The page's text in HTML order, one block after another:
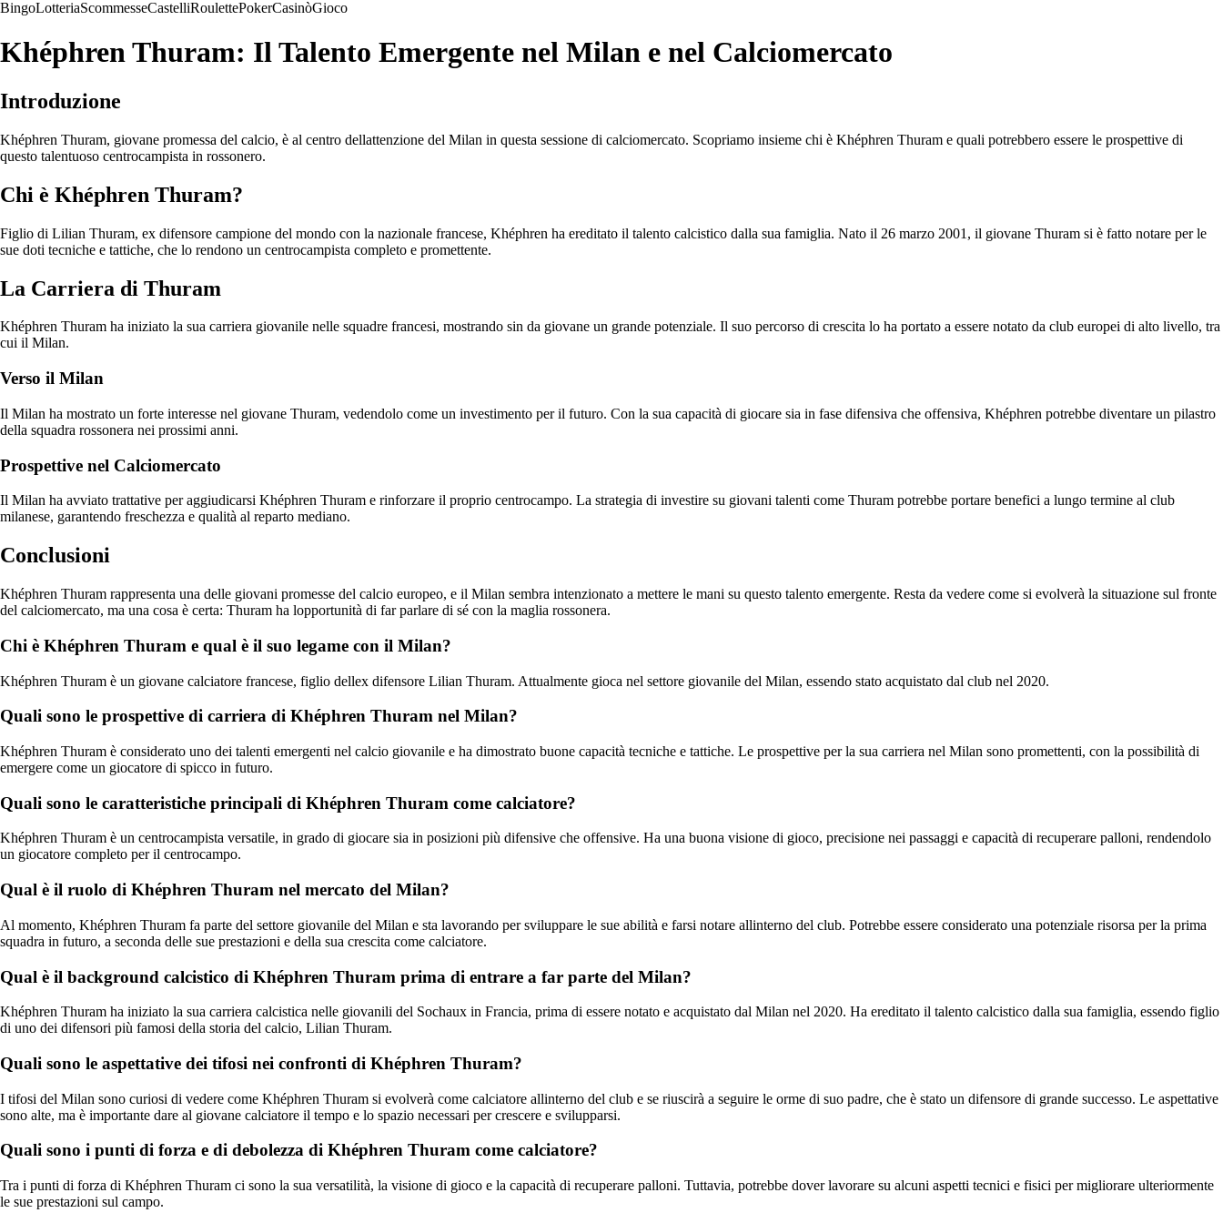
BingoLotteriaScommesseCastelliRoulettePokerCasinòGioco
Khéphren Thuram: Il Talento Emergente nel Milan e nel Calciomercato
Introduzione
Khéphren Thuram, giovane promessa del calcio, è al centro dellattenzione del Milan in questa sessione di calciomercato. Scopriamo insieme chi è Khéphren Thuram e quali potrebbero essere le prospettive di
questo talentuoso centrocampista in rossonero.
Chi è Khéphren Thuram?
Figlio di Lilian Thuram, ex difensore campione del mondo con la nazionale francese, Khéphren ha ereditato il talento calcistico dalla sua famiglia. Nato il 26 marzo 2001, il giovane Thuram si è fatto notare per le
sue doti tecniche e tattiche, che lo rendono un centrocampista completo e promettente.
La Carriera di Thuram
Khéphren Thuram ha iniziato la sua carriera giovanile nelle squadre francesi, mostrando sin da giovane un grande potenziale. Il suo percorso di crescita lo ha portato a essere notato da club europei di alto livello, tra
cui il Milan.
Verso il Milan
Il Milan ha mostrato un forte interesse nel giovane Thuram, vedendolo come un investimento per il futuro. Con la sua capacità di giocare sia in fase difensiva che offensiva, Khéphren potrebbe diventare un pilastro
della squadra rossonera nei prossimi anni.
Prospettive nel Calciomercato
Il Milan ha avviato trattative per aggiudicarsi Khéphren Thuram e rinforzare il proprio centrocampo. La strategia di investire su giovani talenti come Thuram potrebbe portare benefici a lungo termine al club
milanese, garantendo freschezza e qualità al reparto mediano.
Conclusioni
Khéphren Thuram rappresenta una delle giovani promesse del calcio europeo, e il Milan sembra intenzionato a mettere le mani su questo talento emergente. Resta da vedere come si evolverà la situazione sul fronte
del calciomercato, ma una cosa è certa: Thuram ha lopportunità di far parlare di sé con la maglia rossonera.
Chi è Khéphren Thuram e qual è il suo legame con il Milan?
Khéphren Thuram è un giovane calciatore francese, figlio dellex difensore Lilian Thuram. Attualmente gioca nel settore giovanile del Milan, essendo stato acquistato dal club nel 2020.
Quali sono le prospettive di carriera di Khéphren Thuram nel Milan?
Khéphren Thuram è considerato uno dei talenti emergenti nel calcio giovanile e ha dimostrato buone capacità tecniche e tattiche. Le prospettive per la sua carriera nel Milan sono promettenti, con la possibilità di
emergere come un giocatore di spicco in futuro.
Quali sono le caratteristiche principali di Khéphren Thuram come calciatore?
Khéphren Thuram è un centrocampista versatile, in grado di giocare sia in posizioni più difensive che offensive. Ha una buona visione di gioco, precisione nei passaggi e capacità di recuperare palloni, rendendolo
un giocatore completo per il centrocampo.
Qual è il ruolo di Khéphren Thuram nel mercato del Milan?
Al momento, Khéphren Thuram fa parte del settore giovanile del Milan e sta lavorando per sviluppare le sue abilità e farsi notare allinterno del club. Potrebbe essere considerato una potenziale risorsa per la prima
squadra in futuro, a seconda delle sue prestazioni e della sua crescita come calciatore.
Qual è il background calcistico di Khéphren Thuram prima di entrare a far parte del Milan?
Khéphren Thuram ha iniziato la sua carriera calcistica nelle giovanili del Sochaux in Francia, prima di essere notato e acquistato dal Milan nel 2020. Ha ereditato il talento calcistico dalla sua famiglia, essendo figlio
di uno dei difensori più famosi della storia del calcio, Lilian Thuram.
Quali sono le aspettative dei tifosi nei confronti di Khéphren Thuram?
I tifosi del Milan sono curiosi di vedere come Khéphren Thuram si evolverà come calciatore allinterno del club e se riuscirà a seguire le orme di suo padre, che è stato un difensore di grande successo. Le aspettative
sono alte, ma è importante dare al giovane calciatore il tempo e lo spazio necessari per crescere e svilupparsi.
Quali sono i punti di forza e di debolezza di Khéphren Thuram come calciatore?
Tra i punti di forza di Khéphren Thuram ci sono la sua versatilità, la visione di gioco e la capacità di recuperare palloni. Tuttavia, potrebbe dover lavorare su alcuni aspetti tecnici e fisici per migliorare ulteriormente
le sue prestazioni sul campo.